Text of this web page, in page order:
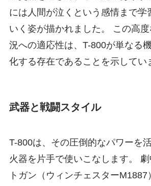
には人間が泣くという感情まで学
いく姿が描かれました。 この高
況への適応性は、T-800が単なる
化する存在であることを示してい
武器と戦闘スタイル
T-800は、その圧倒的なパワーを
火器を片手で使いこなします。
トガン（ウィンチェスター